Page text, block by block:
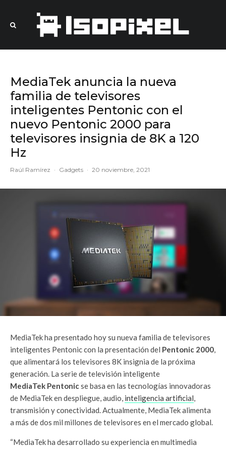
MediaTek anuncia la nueva
familia de televisores
inteligentes Pentonic con el
nuevo Pentonic 2000 para
televisores insignia de 8K a 120
Hz
Raúl Ramírez · Gadgets · 20 noviembre, 2021
MediaTek ha presentado hoy su nueva familia de televisores
inteligentes Pentonic con la presentación del Pentonic 2000,
que alimentará los televisores 8K insignia de la próxima
generación. La serie de televisión inteligente
MediaTek Pentonicse basa en las tecnologías innovadoras
de MediaTek en despliegue, audio, inteligencia artificial,
transmisión y conectividad. Actualmente, MediaTek alimenta
a más de dos mil millones de televisores en el mercado global.
“MediaTek ha desarrollado su experiencia en multimedia